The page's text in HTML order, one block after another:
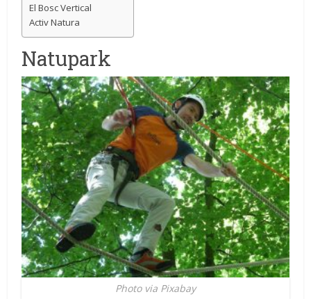
El Bosc Vertical
Activ Natura
Natupark
Photo via Pixabay